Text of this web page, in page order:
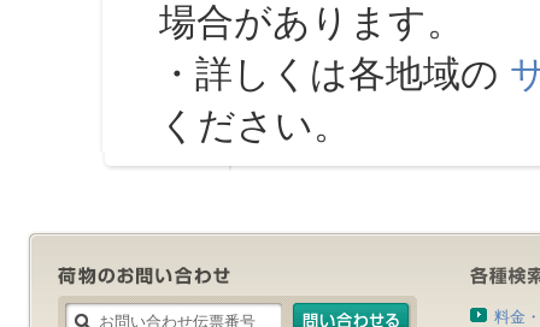
場合があります。
・詳しくは各地域の
ください。
料金